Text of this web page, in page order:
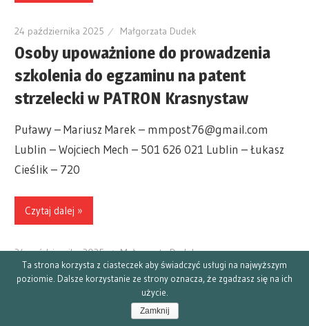
24 października 2025 Małgorzata Dudek
Osoby upoważnione do prowadzenia
szkolenia do egzaminu na patent
strzelecki w PATRON Krasnystaw
Puławy – Mariusz Marek – mmpost76@gmail.com
Lublin – Wojciech Mech – 501 626 021 Lublin – Łukasz
Cieślik – 720
Czytaj dalej »
24 października 2025 Małgorzata Dudek
Szkolenie wewnętrzne sędziów –
PATRON Krasnystaw
Ta strona korzysta z ciasteczek aby świadczyć usługi na najwyższym
poziomie. Dalsze korzystanie ze strony oznacza, że zgadzasz się na ich
użycie.
Zamknij